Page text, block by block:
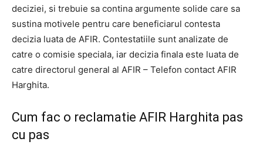
deciziei, si trebuie sa contina argumente solide care sa
sustina motivele pentru care beneficiarul contesta
decizia luata de AFIR. Contestatiile sunt analizate de
catre o comisie speciala, iar decizia finala este luata de
catre directorul general al AFIR – Telefon contact AFIR
Harghita.
Cum fac o reclamatie AFIR Harghita pas
cu pas